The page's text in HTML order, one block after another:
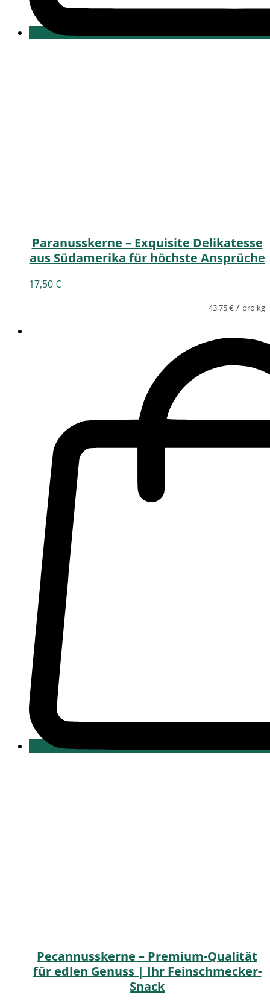
Paranusskerne – Exquisite Delikatesse
aus Südamerika für höchste Ansprüche
17,50€
43,75€ / pro kg
Pecannusskerne – Premium-Qualität
für edlen Genuss | Ihr Feinschmecker-
Snack